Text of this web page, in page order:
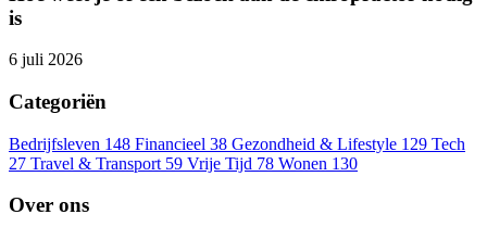
is
6 juli 2026
Categoriën
Bedrijfsleven 148 Financieel 38 Gezondheid & Lifestyle 129 Tech
27 Travel & Transport 59 Vrije Tijd 78 Wonen 130
Over ons